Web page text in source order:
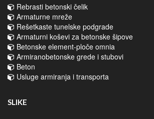
Rebrasti betonski čelik
Armaturne mreže
Rešetkaste tunelske podgrade
Armaturni koševi za betonske šipove
Betonske element-ploče omnia
Armiranobetonske grede i stubovi
Beton
Usluge armiranja i transporta
SLIKE